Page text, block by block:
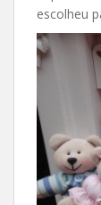
escolheu